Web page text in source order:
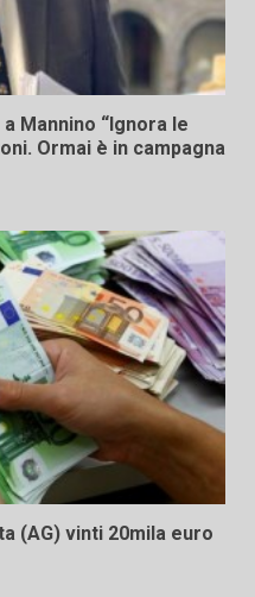
Mannino “Ignora le
Ormai è in campagna
(AG) vinti 20mila euro